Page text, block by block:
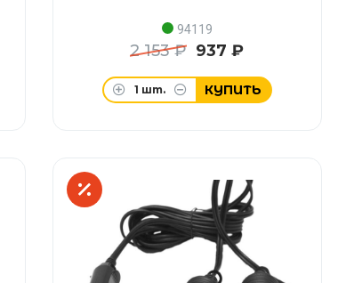
94119
2 153 ₽ 937 ₽
1 шт. КУПИТЬ